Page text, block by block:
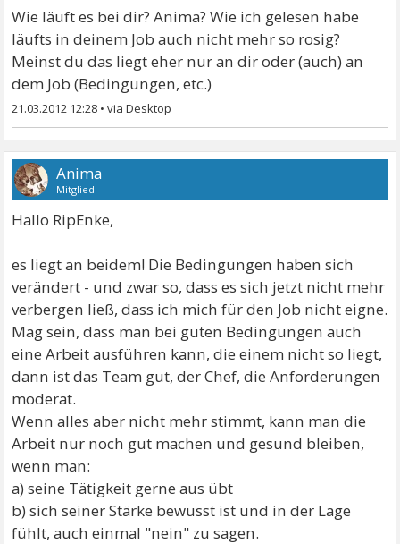
Wie läuft es bei dir? Anima? Wie ich gelesen habe
läufts in deinem Job auch nicht mehr so rosig?
Meinst du das liegt eher nur an dir oder (auch) an
dem Job (Bedingungen, etc.)
21.03.2012 12:28 •
Anima
Mitglied
Hallo RipEnke,
es liegt an beidem! Die Bedingungen haben sich
verändert - und zwar so, dass es sich jetzt nicht mehr
verbergen ließ, dass ich mich für den Job nicht eigne.
Mag sein, dass man bei guten Bedingungen auch
eine Arbeit ausführen kann, die einem nicht so liegt,
dann ist das Team gut, der Chef, die Anforderungen
moderat.
Wenn alles aber nicht mehr stimmt, kann man die
Arbeit nur noch gut machen und gesund bleiben,
wenn man:
a) seine Tätigkeit gerne aus übt
b) sich seiner Stärke bewusst ist und in der Lage
fühlt, auch einmal "nein" zu sagen.